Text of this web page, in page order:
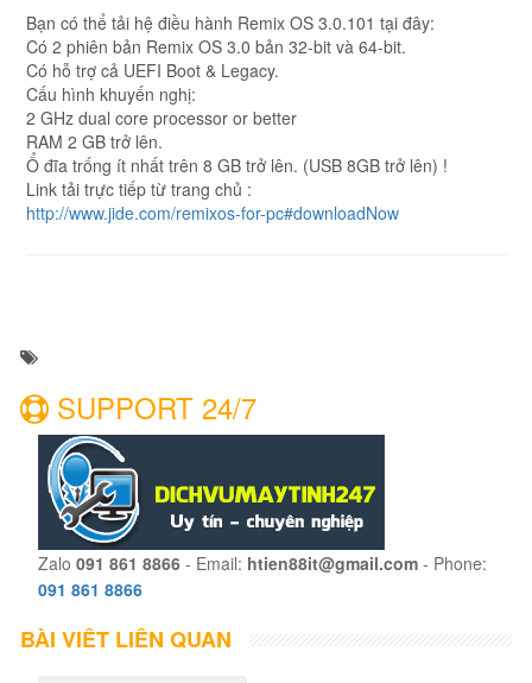
Bạn có thể tải hệ điều hành Remix OS 3.0.101 tại đây:
Có 2 phiên bản Remix OS 3.0 bản 32-bit và 64-bit.
Có hỗ trợ cả UEFI Boot & Legacy.
Cấu hình khuyến nghị:
2 GHz dual core processor or better
RAM 2 GB trở lên.
Ổ đĩa trống ít nhất trên 8 GB trở lên. (USB 8GB trở lên) !
Link tải trực tiếp từ trang chủ :
http://www.jide.com/remixos-for-pc#downloadNow
SUPPORT 24/7
Zalo 091 861 8866 - Email: htien88it@gmail.com - Phone:
091 861 8866
BÀI VIẾT LIÊN QUAN